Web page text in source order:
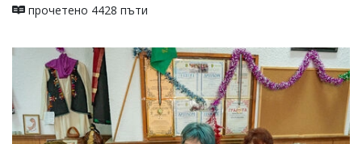
прочетено 4428 пъти